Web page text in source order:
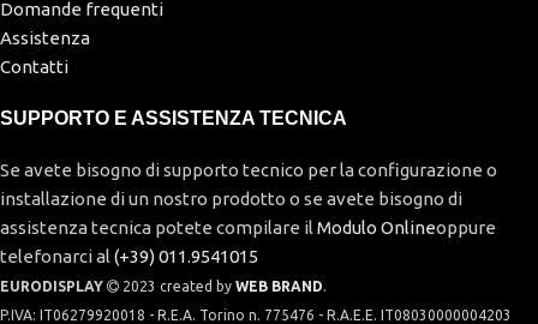
Domande frequenti
Assistenza
Contatti
SUPPORTO E ASSISTENZA TECNICA
Se avete bisogno di supporto tecnico per la configurazione o
installazione di un nostro prodotto o se avete bisogno di
assistenza tecnica potete compilare il Modulo Onlineoppure
telefonarci al (+39) 011.9541015
EURODISPLAY 2023 created by WEB BRAND.
P.IVA: IT06279920018 - R.E.A. Torino n. 775476 - R.A.E.E. IT08030000004203